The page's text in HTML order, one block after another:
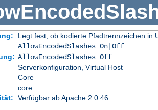
Legt fest, ob kodierte Pfadtrennzeichen in
AllowEncodedSlashes On|Off
AllowEncodedSlashes Off
Serverkonfiguration, Virtual Host
Core
core
Verfügbar ab Apache 2.0.46